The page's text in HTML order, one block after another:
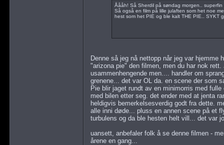
Åååh! Så Sherdil på søndag morgen..
Så også en film på lille julaften som het noe
hest som het PIE og ble kalt THE PIE.. SYKT
Denne så jeg nå nettopp når jeg var hjemme
"arizona pie" den filmen, men du har nok
usammenhengende men.... handler om
grenene... det var OL da. en scene der som
Pie blir jaget rundt av en minimorris med
med bilen etter seg. det ender med at jenta
heldigvis bemerkelsesverdig godt fra dette.
alle inni døde... pluss en annen scene på et
turbulens og da ble hesten helt vill... det var
uansett, anbefaler folk å se denne filmen -
årene en gang...